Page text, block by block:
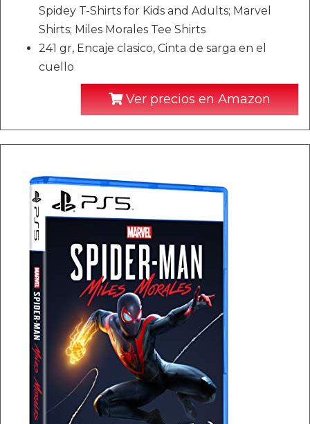
Spidey T-Shirts for Kids and Adults; Marvel
Shirts; Miles Morales Tee Shirts
241 gr, Encaje clasico, Cinta de sarga en el
cuello
Ver precios en Amazon